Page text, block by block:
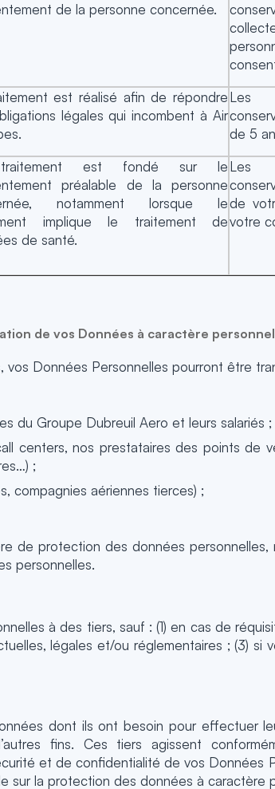
de la personne concernée.
est réalisé afin de répondre
légales qui incombent à Air
Les
de 5
est fondé sur le
préalable de la personne
notamment lorsque le
implique le traitement de
de santé.
Les
de
votre
de vos Données à caractère personnel
Données Personnelles pourront être
du Groupe Dubreuil Aero et leurs salariés ;
centers, nos prestataires des points de
;
compagnies aériennes tierces) ;
de protection des données
personnelles.
à des tiers, sauf : (1) en cas de
légales et/ou réglementaires ; (3) si
dont ils ont besoin pour effectuer
fins. Ces tiers agissent
et de confidentialité de vos Données
sur la protection des données à caractère